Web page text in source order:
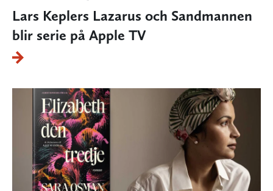
Lars Keplers Lazarus och Sandmannen
blir serie på Apple TV